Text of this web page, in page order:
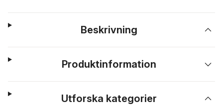
Beskrivning
Produktinformation
Utforska kategorier